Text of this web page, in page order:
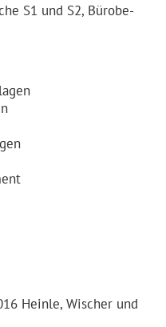
S1 und S2, Bürobe­
Heinle, Wischer und